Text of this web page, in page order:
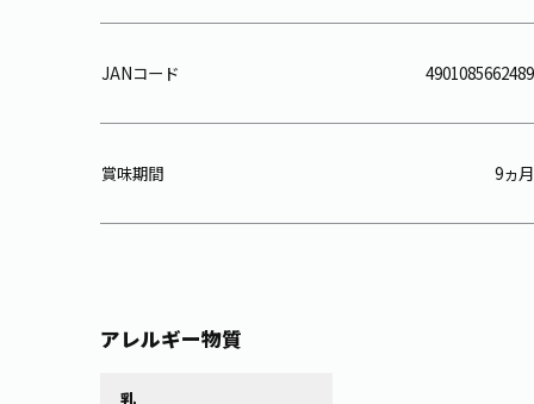
JANコード 4901085662489
賞味期間 9ヵ月
アレルギー物質
乳